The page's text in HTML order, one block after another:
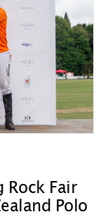
Rock Fair
Polo